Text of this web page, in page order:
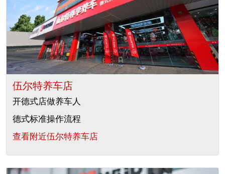
登录/注册
您是否希望成为在线客户？
仅需三步即可完成注册并使用在线商店所提供的全部功
能。
仅面向工商业客户销售
我们的原则
伍尔特养车店
开德式店做养车人
德式标准操作流程
查看附近伍尔特养车店